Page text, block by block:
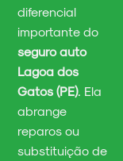
diferencial
importante do
seguro auto
Lagoa dos
Gatos (PE). Ela
abrange
reparos ou
substituição de